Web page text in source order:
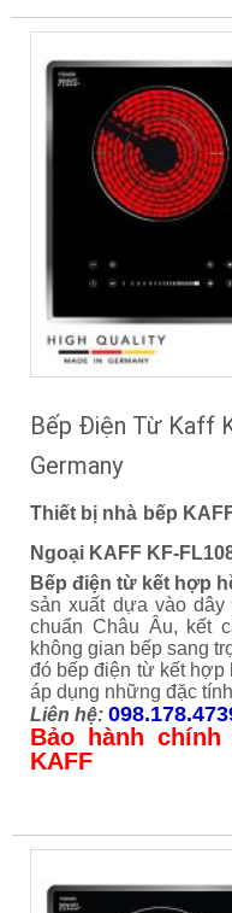
Bếp Điện Từ Kaff
Germany
Thiết bị nhà bếp
Ngoại KAFF KF-
Bếp điện từ kết hợp
sản xuất dựa vào
chuẩn Châu Âu, kết
không gian bếp sang
đó bếp điện từ kết
áp dụng những đặc
Liên hệ:
Bảo hành
KAFF